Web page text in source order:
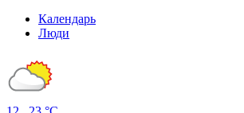
Календарь
Люди